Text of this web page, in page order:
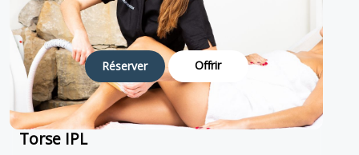
Réserver Offrir
Torse IPL